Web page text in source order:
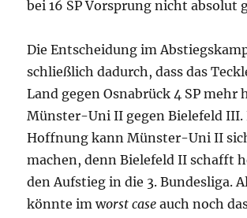
bei 16 SP Vorsprung nicht absolut
Die Entscheidung im
schließlich dadurch, dass das
Land gegen Osnabrück 4 SP mehr
Münster-Uni II gegen Bielefeld III.
Hoffnung kann Münster-Uni II
machen, denn Bielefeld II schafft
den Aufstieg in die 3. Bundesliga.
könnte im worst case auch noch